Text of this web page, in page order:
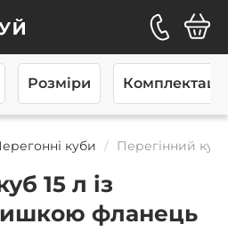
куби Перегінний куб
15 л із
фланець
Розміри